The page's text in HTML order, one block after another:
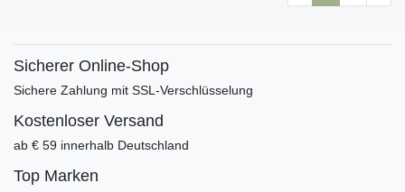
Sicherer Online-Shop
Sichere Zahlung mit SSL-Verschlüsselung
Kostenloser Versand
ab € 59 innerhalb Deutschland
Top Marken